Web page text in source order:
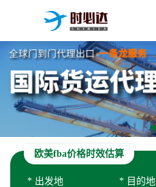
欧美fba价格时效估算
* 出发地 * 目的地